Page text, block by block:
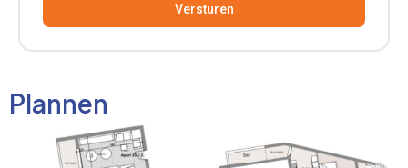
Versturen
Plannen